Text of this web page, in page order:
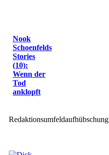
Nook
Schoenfelds
Stories
(10):
Wenn der
Tod
anklopft
Redaktionsumfeldaufhübschung